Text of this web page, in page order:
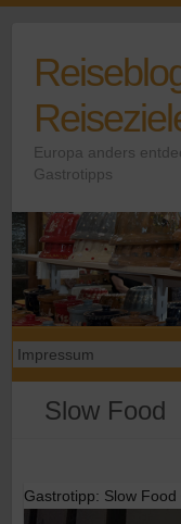
content
Europa anders
Gastrotipps
Slow Food
Gastrotipp: Slow